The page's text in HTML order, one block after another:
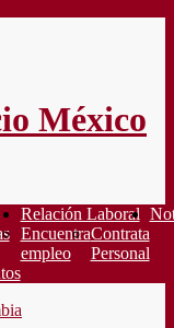
Relación Laboral
Encuentra
empleo
Contrata
Personal